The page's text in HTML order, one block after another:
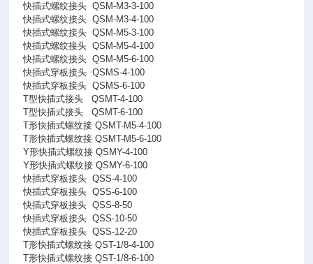
快插式螺纹接头 QSM-M3-3-100
快插式螺纹接头 QSM-M3-4-100
快插式螺纹接头 QSM-M5-3-100
快插式螺纹接头 QSM-M5-4-100
快插式螺纹接头 QSM-M5-6-100
快插式穿板接头 QSMS-4-100
快插式穿板接头 QSMS-6-100
T型快插式接头
QSMT-4-100
T型快插式接头
QSMT-6-100
T形快插式螺纹接 QSMT-M5-4-100
T形快插式螺纹接 QSMT-M5-6-100
Y形快插式螺纹接 QSMY-4-100
Y形快插式螺纹接 QSMY-6-100
快插式穿板接头 QSS-4-100
快插式穿板接头 QSS-6-100
快插式穿板接头 QSS-8-50
快插式穿板接头 QSS-10-50
快插式穿板接头 QSS-12-20
T形快插式螺纹接 QST-1/8-4-100
T形快插式螺纹接 QST-1/8-6-100